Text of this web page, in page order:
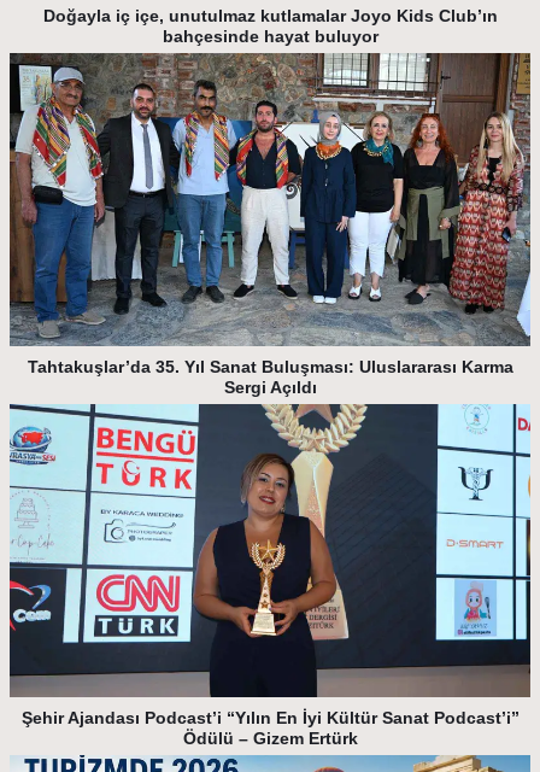
Doğayla iç içe, unutulmaz kutlamalar Joyo Kids Club’ın
bahçesinde hayat buluyor
Tahtakuşlar’da 35. Yıl Sanat Buluşması: Uluslararası Karma
Sergi Açıldı
Şehir Ajandası Podcast’i “Yılın En İyi Kültür Sanat Podcast’i”
Ödülü – Gizem Ertürk